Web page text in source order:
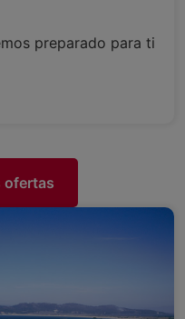
preparado para ti
ofertas